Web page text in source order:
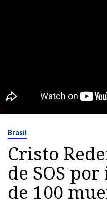
Brasil
Cristo
de SOS
de 100